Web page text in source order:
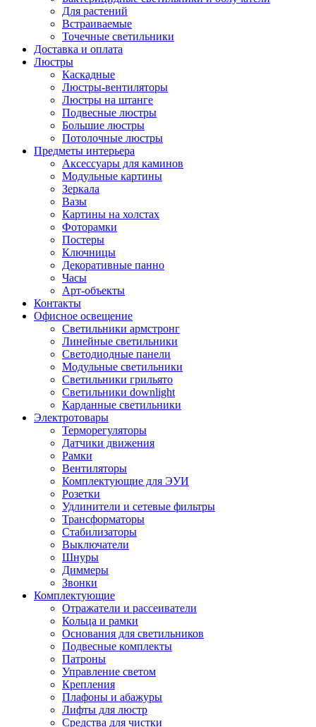
Для растений
Встраиваемые
Точечные светильники
Доставка и оплата
Люстры
Каскадные
Люстры-вентиляторы
Люстры на штанге
Подвесные люстры
Большие люстры
Потолочные люстры
Предметы интерьера
Аксессуары для каминов
Модульные картины
Зеркала
Вазы
Картины на холстах
Фоторамки
Постеры
Ключницы
Декоративные панно
Часы
Арт-объекты
Контакты
Офисное освещение
Светильники армстронг
Линейные светильники
Светодиодные панели
Модульные светильники
Светильники грильято
Светильники downlight
Карданные светильники
Электротовары
Терморегуляторы
Датчики движения
Рамки
Вентиляторы
Комплектующие для ЭУИ
Розетки
Удлинители и сетевые фильтры
Трансформаторы
Стабилизаторы
Выключатели
Шнуры
Диммеры
Звонки
Комплектующие
Отражатели и рассеиватели
Кольца и рамки
Основания для светильников
Подвесные комплекты
Патроны
Управление светом
Крепления
Плафоны и абажуры
Лифты для люстр
Средства для чистки